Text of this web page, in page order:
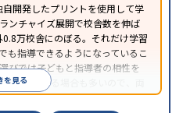
開発したプリントを使用して学
ンチャイズ展開で校舎数を伸ば
万校舎にのぼる。それだけ学習
も指導できるようになっているこ
びでは子どもと指導者の相性を
に2校舎ある場合も多いので、両
る。
を見る